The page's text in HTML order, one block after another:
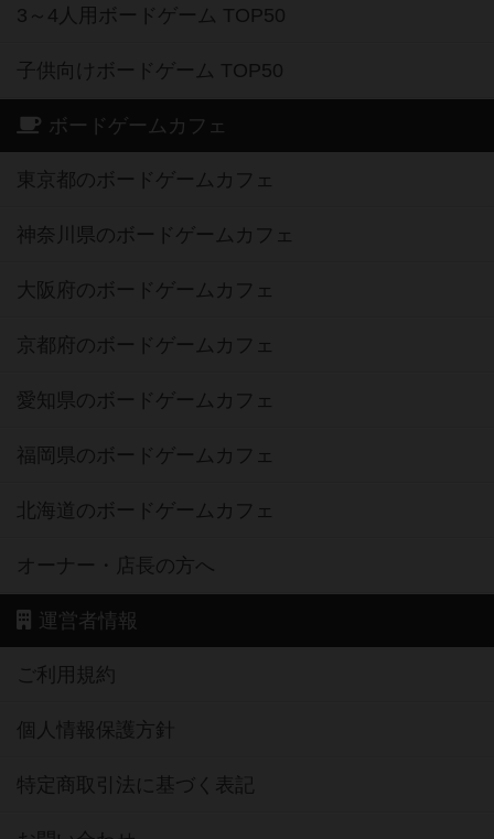
3～4人用ボードゲーム TOP50
子供向けボードゲーム TOP50
ボードゲームカフェ
東京都のボードゲームカフェ
神奈川県のボードゲームカフェ
大阪府のボードゲームカフェ
京都府のボードゲームカフェ
愛知県のボードゲームカフェ
福岡県のボードゲームカフェ
北海道のボードゲームカフェ
オーナー・店長の方へ
運営者情報
ご利用規約
個人情報保護方針
特定商取引法に基づく表記